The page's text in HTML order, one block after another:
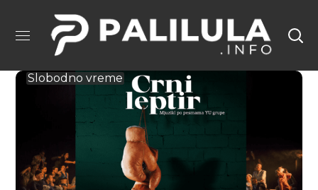
Slobodno vreme